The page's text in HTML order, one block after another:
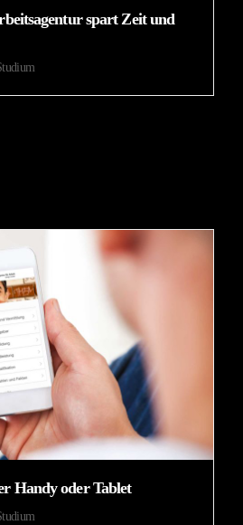
spart Zeit und
Handy oder Tablet